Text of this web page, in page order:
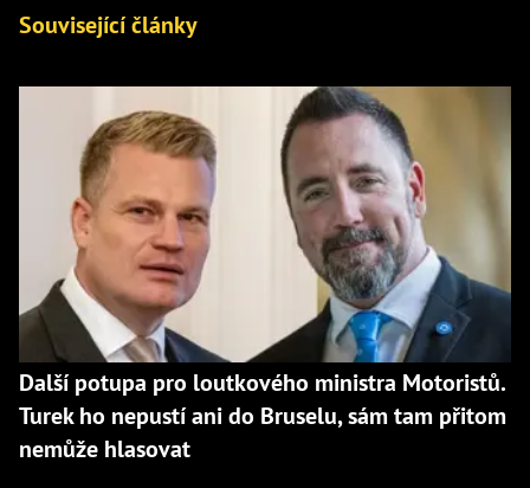
Související články
Další potupa pro loutkového ministra Motoristů.
Turek ho nepustí ani do Bruselu, sám tam přitom
nemůže hlasovat